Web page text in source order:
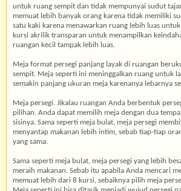
untuk ruang sempit dan tidak mempunyai sudut
memuat lebih banyak orang karena tidak memiliki
satu kaki karena menawarkan ruang lebih luas
kursi akrilik transparan untuk menampilkan
ruangan kecil tampak lebih luas.
Meja format persegi panjang layak di ruangan
sempit. Meja seperti ini meninggalkan ruang untuk
semakin panjang ukuran meja karenanya lebarnya
Meja persegi. Jikalau ruangan Anda berbentuk
pilihan. Anda dapat memilih meja dengan dua
sisinya. Sama seperti meja bulat, meja persegi
menyantap makanan lebih intim, sebab tiap-tiap
yang sama.
Sama seperti meja bulat, meja persegi yang lebih
meraih makanan. Sebab itu apabila Anda mencari
memuat lebih dari 8 kursi, sebaiknya pilih meja